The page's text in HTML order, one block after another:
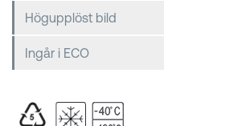
Högupplöst bild
Ingår i ECO